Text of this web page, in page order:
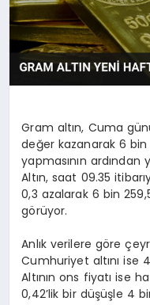
SPOR
TEKNOLOJI
Gram altın, Cuma
değer kazanarak 6 bin
yapmasının
Altın, saat 09.35
0,3 azalarak 6 bin
görüyor.
Anlık verilere göre
Cumhuriyet altını ise
Altının ons fiyatı ise
0,42’lik bir düşüşle 4